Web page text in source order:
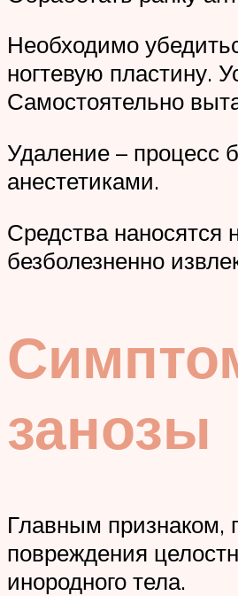
Необходимо
ногтевую пластину.
Самостоятельно
Удаление – процесс
анестетиками.
Средства наносятся
безболезненно
занозы
Главным признаком,
повреждения
инородного тела.